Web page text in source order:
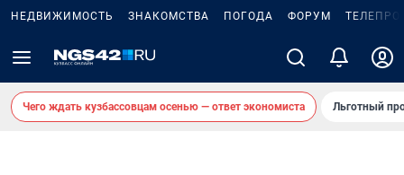
НЕДВИЖИМОСТЬ ЗНАКОМСТВА ПОГОДА ФОРУМ
Чего ждать кузбассовцам осенью — ответ экономиста Льготный